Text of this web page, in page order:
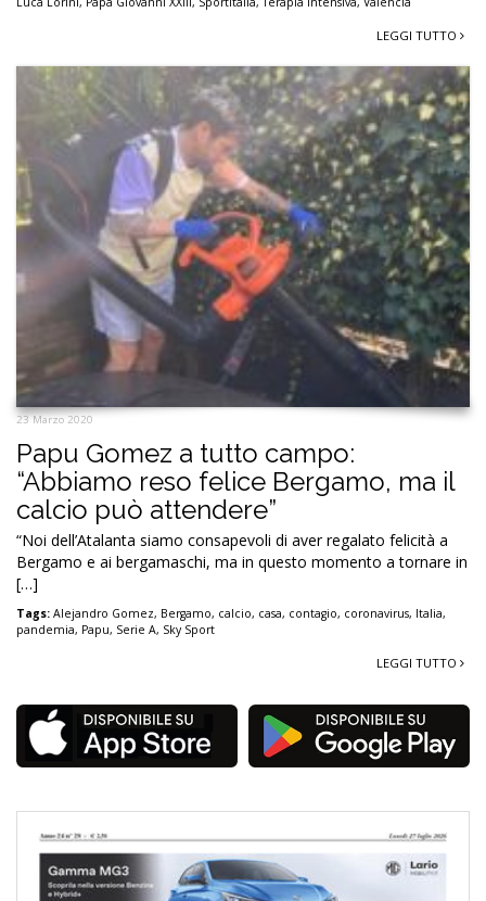
LEGGI TUTTO
23 Marzo 2020
Papu Gomez a tutto campo:
“Abbiamo reso felice Bergamo, ma il
calcio può attendere”
“Noi dell’Atalanta siamo consapevoli di aver regalato felicità a
Bergamo e ai bergamaschi, ma in questo momento a tornare in
[…]
Tags: Alejandro Gomez, Bergamo, calcio, casa, contagio, coronavirus, Italia,
pandemia, Papu, Serie A, Sky Sport
LEGGI TUTTO